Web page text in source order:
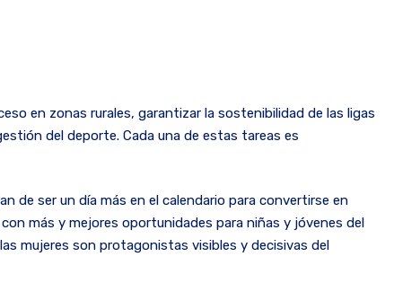
en zonas rurales, garantizar la sostenibilidad de las ligas
del deporte. Cada una de estas tareas es
de ser un día más en el calendario para convertirse en
más y mejores oportunidades para niñas y jóvenes del
mujeres son protagonistas visibles y decisivas del